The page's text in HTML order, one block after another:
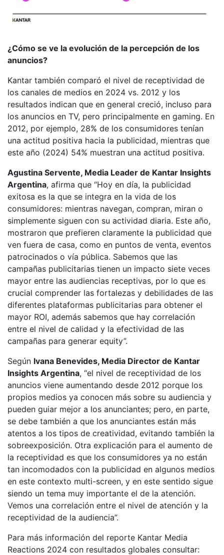
¿Cómo se ve la evolución de la percepción de los
anuncios?
Kantar también comparó el nivel de receptividad de
los canales de medios en 2024 vs. 2012 y los
resultados indican que en general creció, incluso para
los anuncios en TV, pero principalmente en gaming. En
2012, por ejemplo, 28% de los consumidores tenían
una actitud positiva hacia la publicidad, mientras que
este año (2024) 54% muestran una actitud positiva.
Agustina Servente, Media Leader de Kantar Insights
Argentina, afirma que “Hoy en día, la publicidad
exitosa es la que se integra en la vida de los
consumidores: mientras navegan, compran, miran o
simplemente siguen con su actividad diaria. Este año,
mostraron que prefieren claramente la publicidad que
ven fuera de casa, como en puntos de venta, eventos
patrocinados o vía pública. Sabemos que las
campañas publicitarias tienen un impacto siete veces
mayor entre las audiencias receptivas, por lo que es
crucial comprender las fortalezas y debilidades de las
diferentes plataformas publicitarias para obtener el
mayor ROI, además sabemos que hay correlación
entre el nivel de calidad y la efectividad de las
campañas para generar equity”.
Según Ivana Benevides, Media Director de Kantar
Insights Argentina, “el nivel de receptividad de los
anuncios viene aumentando desde 2012 porque los
propios medios ya conocen más sobre su audiencia y
pueden guiar mejor a los anunciantes; pero, en parte,
se debe también a que los anunciantes están más
atentos a los tipos de creatividad, evitando también la
sobreexposición. Otra explicación para el aumento de
la receptividad es que los consumidores ya no están
tan incomodados con la publicidad en algunos medios
en este contexto multi-screen, y en este sentido sigue
siendo un tema muy importante el de la atención.
Vemos una correlación entre el nivel de atención y la
receptividad de la audiencia”.
Para más información del reporte Kantar Media
Reactions 2024 con resultados globales consultar: